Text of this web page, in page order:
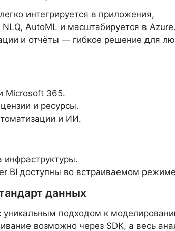
интегрируется в приложения,
AutoML и масштабируется в Azure.
и отчёты — гибкое решение для
Microsoft 365.
и ресурсы.
и ИИ.
инфраструктуры.
BI доступны во встраиваемом
данных
уникальным подходом к
возможно через SDK, а весь